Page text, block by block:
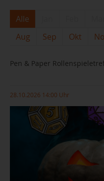
Alle
Aug
Sep Okt
Pen & Paper
28.10.2026 14:00 Uhr